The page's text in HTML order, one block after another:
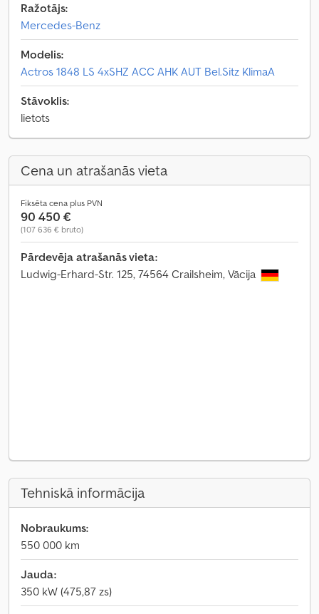
Ražotājs:
Mercedes-Benz
Modelis:
Actros 1848 LS 4xSHZ ACC AHK AUT Bel.Sitz KlimaA
Stāvoklis:
lietots
Cena un atrašanās vieta
Fiksēta cena plus PVN
90 450 €
(107 636 € bruto)
Pārdevēja atrašanās vieta:
Ludwig-Erhard-Str. 125, 74564 Crailsheim, Vācija
Tehniskā informācija
Nobraukums:
550 000 km
Jauda:
350 kW (475,87 zs)